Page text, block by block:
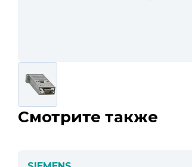
Смотрите также